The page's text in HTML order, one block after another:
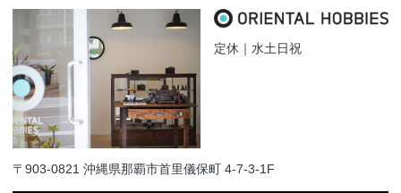
定休｜水土日祝
〒903-0821 沖縄県那覇市首里儀保町 4-7-3-1F